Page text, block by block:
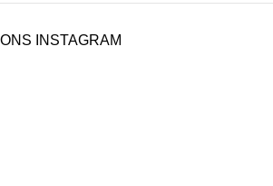
ONS INSTAGRAM